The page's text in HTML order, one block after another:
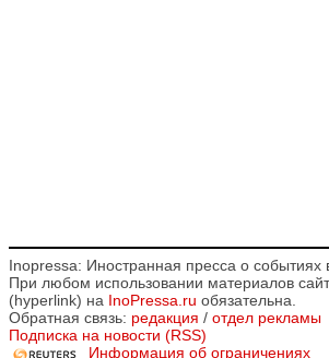
Inopressa: Иностранная пресса о событиях
При любом использовании материалов
(hyperlink) на InoPressa.ru обязательна.
Обратная связь: редакция / отдел рекламы
Подписка на новости (RSS)
Информация об ограничениях